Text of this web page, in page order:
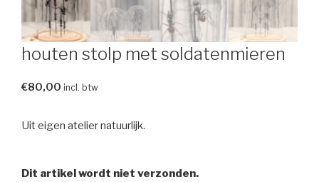
houten stolp met soldatenmieren
€80,00 incl. btw
Uit eigen atelier natuurlijk.
Dit artikel wordt niet verzonden.